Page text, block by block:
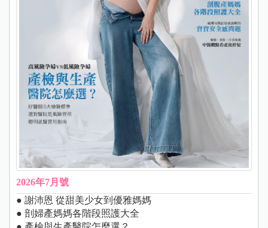
2026年7月號
● 謝沛恩 從甜美少女到優雅媽媽
● 剖婦產媽媽各階段照護大全